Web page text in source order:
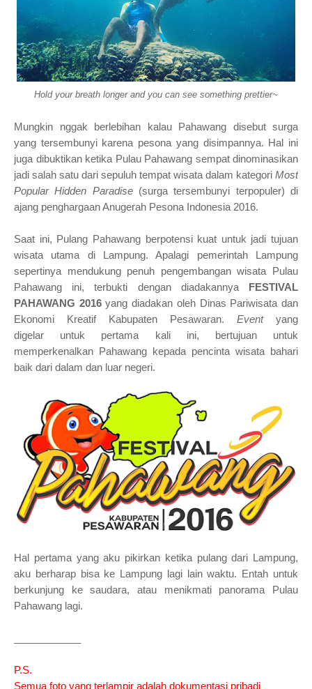
Hold your breath longer and you can see something prettier~
Mungkin nggak berlebihan kalau Pahawang disebut surga
yang tersembunyi karena pesona yang disimpannya. Hal ini
juga dibuktikan ketika Pulau Pahawang sempat dinominasikan
jadi salah satu dari sepuluh tempat wisata dalam kategori Most
Popular Hidden Paradise(surga tersembunyi terpopuler) di
ajang penghargaan Anugerah Pesona Indonesia 2016.
Saat ini, Pulang Pahawang berpotensi kuat untuk jadi tujuan
wisata utama di Lampung. Apalagi pemerintah Lampung
sepertinya mendukung penuh pengembangan wisata Pulau
Pahawang ini, terbukti dengan diadakannya FESTIVAL
PAHAWANG 2016yang diadakan oleh Dinas Pariwisata dan
Ekonomi KreatifKabupaten Pesawaran. Event yang
digelar untuk pertama kali ini, bertujuan untuk
memperkenalkan Pahawang kepada pencinta wisata bahari
baik dari dalam dan luar negeri.
Hal pertama yang aku pikirkan ketika pulang dari Lampung,
aku berharap bisa ke Lampung lagi lain waktu. Entah untuk
berkunjung ke saudara, atau menikmati panorama Pulau
Pahawang lagi.
P.S.
Semua foto yang terlampir adalah dokumentasi pribadi